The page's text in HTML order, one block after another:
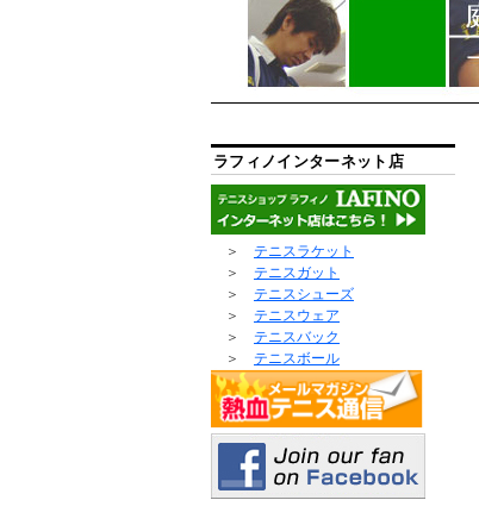
ラフィノインターネット店
＞ テニスラケット
＞ テニスガット
＞ テニスシューズ
＞ テニスウェア
＞ テニスバック
＞ テニスボール